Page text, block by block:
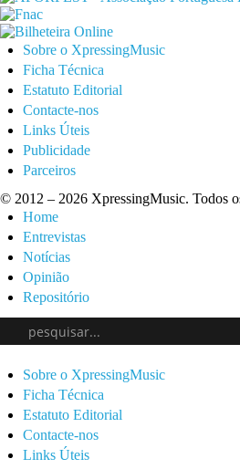
Sobre o XpressingMusic
Ficha Técnica
Estatuto Editorial
Contacte-nos
Links Úteis
Publicidade
Parceiros
© 2012 – 2026 XpressingMusic. Todos
Home
Entrevistas
Notícias
Opinião
Repositório
Sobre o XpressingMusic
Ficha Técnica
Estatuto Editorial
Contacte-nos
Links Úteis